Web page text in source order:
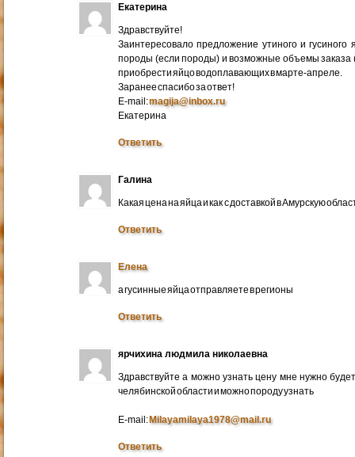
Екатерина
Здравствуйте!
Заинтересовало предложение утиного и
породы (если породы) и возможные объемы заказа
приобрести яйцо водоплавающих в марте-апреле.
Заранее спасибо за ответ!
E-mail:magija@inbox.ru
Екатерина
Ответить
Галина
Какая цена на яйца и как с доставкой в Амурскую
Ответить
Елена
а гусинные яйца отправляете в регионы
Ответить
ярчихина людмила николаевна
Здравствуйте а можно узнать цену мне нужно
челябинской области и можно породу узнать
E-mail:Milayamilaya1978@mail.ru
Ответить